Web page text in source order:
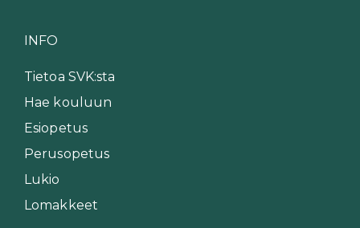
INFO
Tietoa SVK:sta
Hae kouluun
Esiopetus
Perusopetus
Lukio
Lomakkeet